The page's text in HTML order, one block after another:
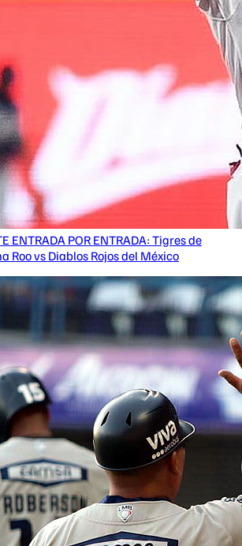
ENTRADA POR ENTRADA: Tigres de
Roo vs Diablos Rojos del México